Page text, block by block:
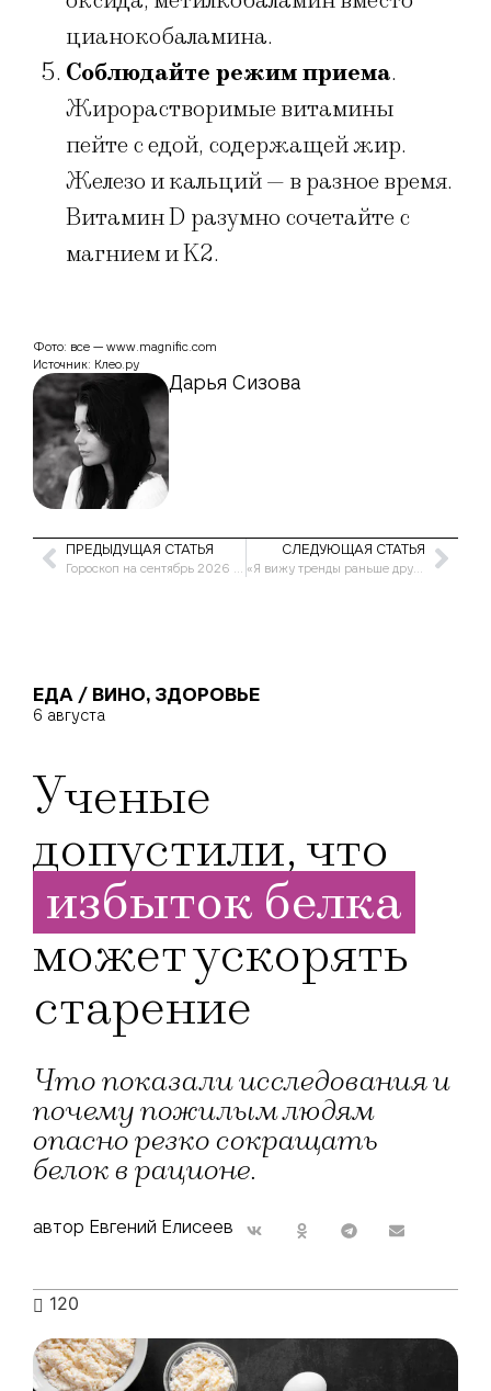
цианокобаламина.
Соблюдайте режим приема.
Жирорастворимые витамины
пейте с едой, содержащей жир.
Железо и кальций — в разное время.
Витамин D разумно сочетайте с
магнием и K2.
Дарья Сизова
Фото: все — www.magnific.com
Источник: Клео.ру
ПРЕДЫДУЩАЯ СТАТЬЯ
Гороскоп на сентябрь 2026 года для женщины-Рака
СЛЕДУЮЩАЯ СТАТЬЯ
«Я вижу тренды раньше других»: интервью с косметическим химиком Оксаной Ивановой
ЕДА / ВИНО, ЗДОРОВЬЕ
6 августа
Ученые
допустили, что
избыток белка
может ускорять
старение
Что показали исследования и
почему пожилым людям
опасно резко сокращать
белок в рационе.
автор Евгений Елисеев
120